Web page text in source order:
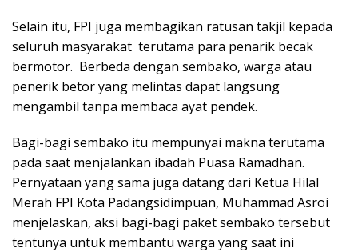
Selain itu, FPI juga membagikan ratusan takjil kepada
seluruh masyarakat terutama para penarik becak
bermotor. Berbeda dengan sembako, warga atau
penerik betor yang melintas dapat langsung
mengambil tanpa membaca ayat pendek.
Bagi-bagi sembako itu mempunyai makna terutama
pada saat menjalankan ibadah Puasa Ramadhan.
Pernyataan yang sama juga datang dari Ketua Hilal
Merah FPI Kota Padangsidimpuan, Muhammad Asroi
menjelaskan, aksi bagi-bagi paket sembako tersebut
tentunya untuk membantu warga yang saat ini